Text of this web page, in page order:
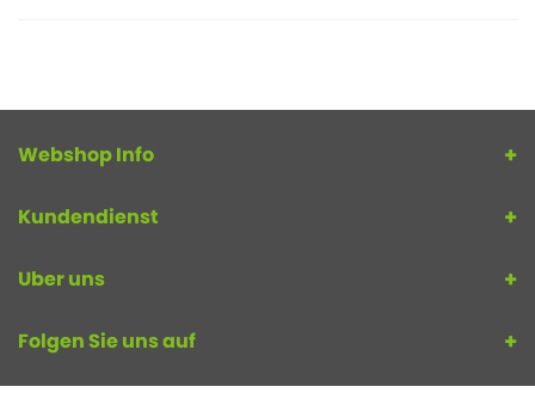
Webshop Info
Kundendienst
Uber uns
Folgen Sie uns auf